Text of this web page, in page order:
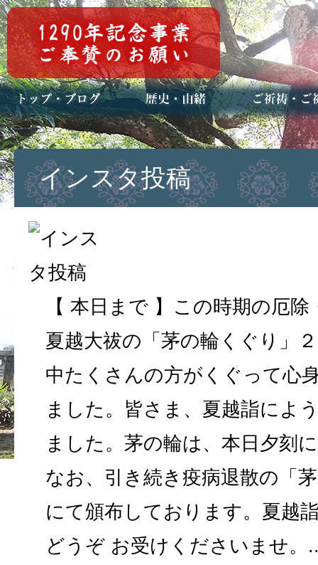
トップページ
ブログ(日々八百万)
お知らせ一覧 歴史・ご祭神
年中行事
メディア掲載 ご祈祷・ご祈
安産祈願
初宮参り
七五三詣
長寿のお祝い
神前結婚式
厄祓い・方位
車のお祓い
地鎮祭
神葬祭（神式
インスタ投稿
【 本日まで 】この時期の厄
夏越大祓の「茅の輪くぐり」
中たくさんの方がくぐって心
ました。皆さま、夏越詣によ
ました。茅の輪は、本日夕刻
なお、引き続き疫病退散の「
にて頒布しております。夏越
どうぞ お受けくださいませ。